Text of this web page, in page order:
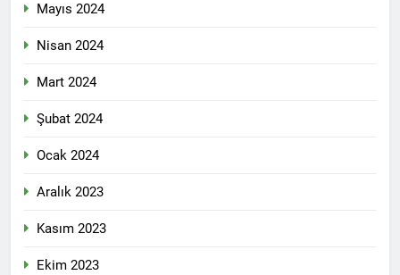
Mayıs 2024
Nisan 2024
Mart 2024
Şubat 2024
Ocak 2024
Aralık 2023
Kasım 2023
Ekim 2023